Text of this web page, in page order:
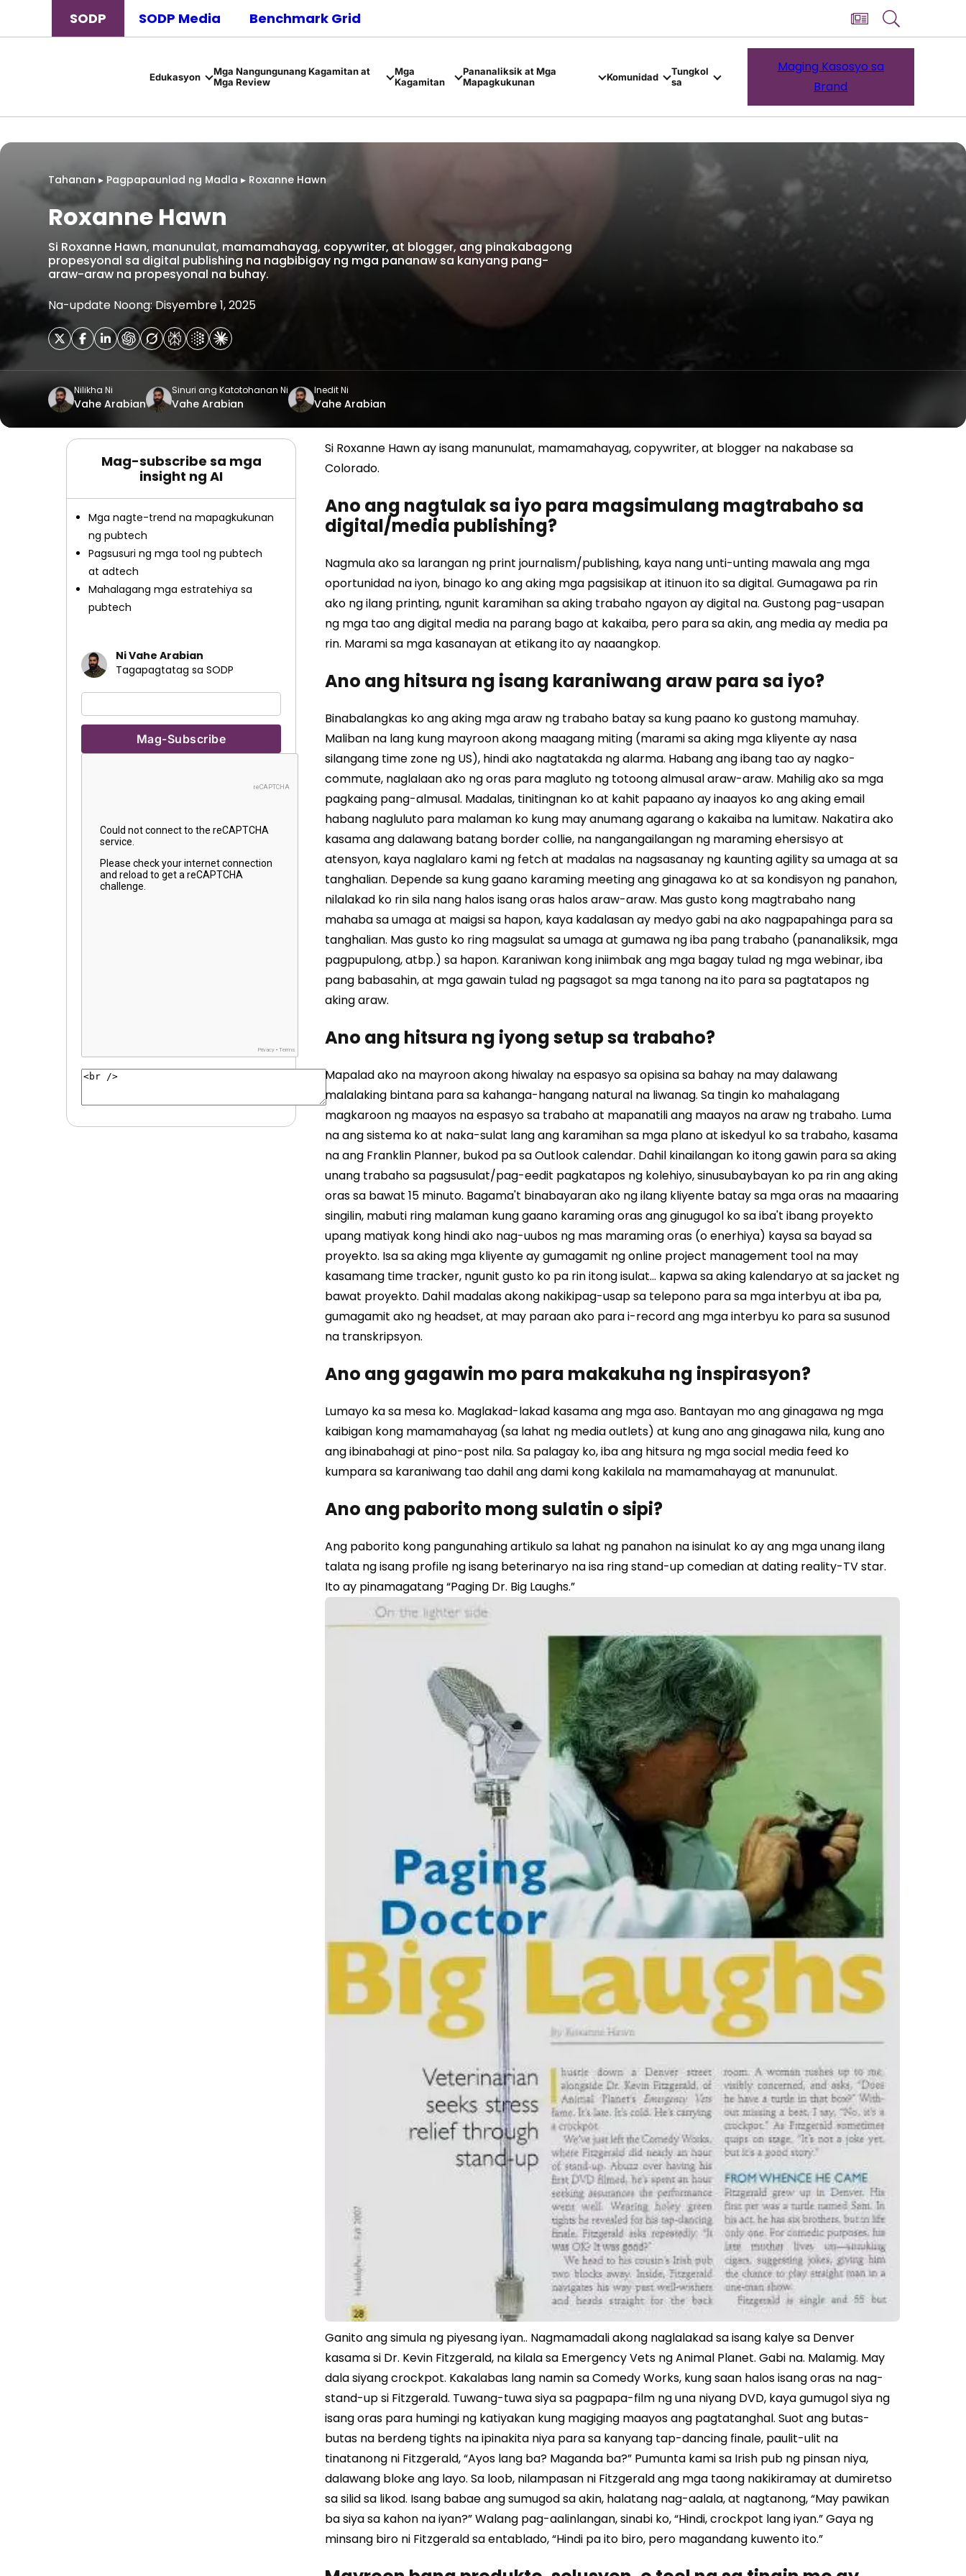
SODP SODP Media Benchmark Grid
Edukasyon
Mga Nangungunang Kagamitan at
Mga Review
Mga
Kagamitan
Pananaliksik at Mga
Mapagkukunan
Komunidad
Tungkol
sa
Maging Kasosyo sa
Brand
Tahanan ▸ Pagpapaunlad ng Madla ▸ Roxanne Hawn
Roxanne Hawn
Si Roxanne Hawn, manunulat, mamamahayag, copywriter, at blogger, ang pinakabagong
propesyonal sa digital publishing na nagbibigay ng mga pananaw sa kanyang pang-
araw-araw na propesyonal na buhay.
Na-update Noong: Disyembre 1, 2025
Nilikha Ni
Vahe Arabian
Sinuri ang Katotohanan Ni
Vahe Arabian
Inedit Ni
Vahe Arabian
Mag-subscribe sa mga
insight ng AI
Mga nagte-trend na mapagkukunan
ng pubtech
Pagsusuri ng mga tool ng pubtech
at adtech
Mahalagang mga estratehiya sa
pubtech
Ni Vahe Arabian
Tagapagtatag sa SODP
Si Roxanne Hawn ay isang manunulat, mamamahayag, copywriter, at blogger na nakabase sa
Colorado.
Ano ang nagtulak sa iyo para magsimulang magtrabaho sa
digital/media publishing?
Nagmula ako sa larangan ng print journalism/publishing, kaya nang unti-unting mawala ang mga
oportunidad na iyon, binago ko ang aking mga pagsisikap at itinuon ito sa digital. Gumagawa pa rin
ako ng ilang printing, ngunit karamihan sa aking trabaho ngayon ay digital na. Gustong pag-usapan
ng mga tao ang digital media na parang bago at kakaiba, pero para sa akin, ang media ay media pa
rin. Marami sa mga kasanayan at etikang ito ay naaangkop.
Ano ang hitsura ng isang karaniwang araw para sa iyo?
Binabalangkas ko ang aking mga araw ng trabaho batay sa kung paano ko gustong mamuhay.
Maliban na lang kung mayroon akong maagang miting (marami sa aking mga kliyente ay nasa
silangang time zone ng US), hindi ako nagtatakda ng alarma. Habang ang ibang tao ay nagko-
commute, naglalaan ako ng oras para magluto ng totoong almusal araw-araw. Mahilig ako sa mga
pagkaing pang-almusal. Madalas, tinitingnan ko at kahit papaano ay inaayos ko ang aking email
habang nagluluto para malaman ko kung may anumang agarang o kakaiba na lumitaw. Nakatira ako
kasama ang dalawang batang border collie, na nangangailangan ng maraming ehersisyo at
atensyon, kaya naglalaro kami ng fetch at madalas na nagsasanay ng kaunting agility sa umaga at sa
tanghalian. Depende sa kung gaano karaming meeting ang ginagawa ko at sa kondisyon ng panahon,
nilalakad ko rin sila nang halos isang oras halos araw-araw. Mas gusto kong magtrabaho nang
mahaba sa umaga at maigsi sa hapon, kaya kadalasan ay medyo gabi na ako nagpapahinga para sa
tanghalian. Mas gusto ko ring magsulat sa umaga at gumawa ng iba pang trabaho (pananaliksik, mga
pagpupulong, atbp.) sa hapon. Karaniwan kong iniimbak ang mga bagay tulad ng mga webinar, iba
pang babasahin, at mga gawain tulad ng pagsagot sa mga tanong na ito para sa pagtatapos ng
aking araw.
Ano ang hitsura ng iyong setup sa trabaho?
Mapalad ako na mayroon akong hiwalay na espasyo sa opisina sa bahay na may dalawang
malalaking bintana para sa kahanga-hangang natural na liwanag. Sa tingin ko mahalagang
magkaroon ng maayos na espasyo sa trabaho at mapanatili ang maayos na araw ng trabaho. Luma
na ang sistema ko at naka-sulat lang ang karamihan sa mga plano at iskedyul ko sa trabaho, kasama
na ang Franklin Planner, bukod pa sa Outlook calendar. Dahil kinailangan ko itong gawin para sa aking
unang trabaho sa pagsusulat/pag-eedit pagkatapos ng kolehiyo, sinusubaybayan ko pa rin ang aking
oras sa bawat 15 minuto. Bagama't binabayaran ako ng ilang kliyente batay sa mga oras na maaaring
singilin, mabuti ring malaman kung gaano karaming oras ang ginugugol ko sa iba't ibang proyekto
upang matiyak kong hindi ako nag-uubos ng mas maraming oras (o enerhiya) kaysa sa bayad sa
proyekto. Isa sa aking mga kliyente ay gumagamit ng online project management tool na may
kasamang time tracker, ngunit gusto ko pa rin itong isulat... kapwa sa aking kalendaryo at sa jacket ng
bawat proyekto. Dahil madalas akong nakikipag-usap sa telepono para sa mga interbyu at iba pa,
gumagamit ako ng headset, at may paraan ako para i-record ang mga interbyu ko para sa susunod
na transkripsyon.
Ano ang gagawin mo para makakuha ng inspirasyon?
Lumayo ka sa mesa ko. Maglakad-lakad kasama ang mga aso. Bantayan mo ang ginagawa ng mga
kaibigan kong mamamahayag (sa lahat ng media outlets) at kung ano ang ginagawa nila, kung ano
ang ibinabahagi at pino-post nila. Sa palagay ko, iba ang hitsura ng mga social media feed ko
kumpara sa karaniwang tao dahil ang dami kong kakilala na mamamahayag at manunulat.
Ano ang paborito mong sulatin o sipi?
Ang paborito kong pangunahing artikulo sa lahat ng panahon na isinulat ko ay ang mga unang ilang
talata ng isang profile ng isang beterinaryo na isa ring stand-up comedian at dating reality-TV star.
Ito ay pinamagatang “Paging Dr. Big Laughs.”
Ganito ang simula ng piyesang iyan.. Nagmamadali akong naglalakad sa isang kalye sa Denver
kasama si Dr. Kevin Fitzgerald, na kilala sa Emergency Vets ng Animal Planet. Gabi na. Malamig. May
dala siyang crockpot. Kakalabas lang namin sa Comedy Works, kung saan halos isang oras na nag-
stand-up si Fitzgerald. Tuwang-tuwa siya sa pagpapa-film ng una niyang DVD, kaya gumugol siya ng
isang oras para humingi ng katiyakan kung magiging maayos ang pagtatanghal. Suot ang butas-
butas na berdeng tights na ipinakita niya para sa kanyang tap-dancing finale, paulit-ulit na
tinatanong ni Fitzgerald, “Ayos lang ba? Maganda ba?” Pumunta kami sa Irish pub ng pinsan niya,
dalawang bloke ang layo. Sa loob, nilampasan ni Fitzgerald ang mga taong nakikiramay at dumiretso
sa silid sa likod. Isang babae ang sumugod sa akin, halatang nag-aalala, at nagtanong, “May pawikan
ba siya sa kahon na iyan?” Walang pag-aalinlangan, sinabi ko, “Hindi, crockpot lang iyan.” Gaya ng
minsang biro ni Fitzgerald sa entablado, “Hindi pa ito biro, pero magandang kuwento ito.”